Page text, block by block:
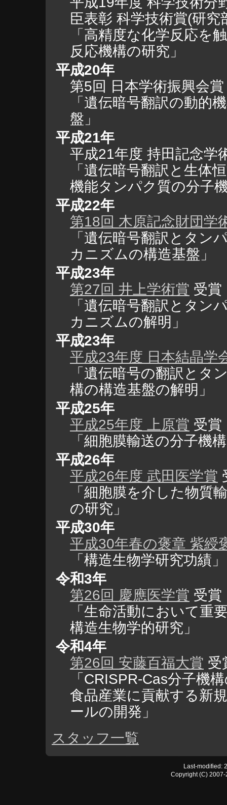
臣表彰 科学技術賞(研究
「高精度な化学反応を
反応機構の研究」
平成20年
第5回 日本学術振興会
「遺伝暗号翻訳の動的
盤」
平成21年
平成21年度 持田記念学
「遺伝暗号翻訳と生体
機能タンパク質の分子
平成22年
第18回 木原記念財団学
「遺伝暗号翻訳とタン
カニズムの構造基盤」
平成23年
第27回 井上学術賞 受賞
「遺伝暗号翻訳とタン
カニズムの解明」
平成23年
平成23年度 日本結晶学
「遺伝暗号の翻訳とタ
構の構造基盤の解明」
平成25年
平成25年度 上原賞 受賞
「細胞膜輸送の分子機
平成26年
平成26年度 武田医学賞
「細胞膜を介した物質
の研究」
平成30年
平成30年春の褒章 紫綬
「構造生物学研究功績」
令和3年
第26回 慶應医学賞 受賞
「生命活動において重
構造生物学的研究」
令和4年
第26回 安藤百福大賞 受
「CRISPR-Cas分子機
食品産業に貢献する新
ールの開発」
スタッフ一覧
Last-modified:
Copyright (C) 2007-